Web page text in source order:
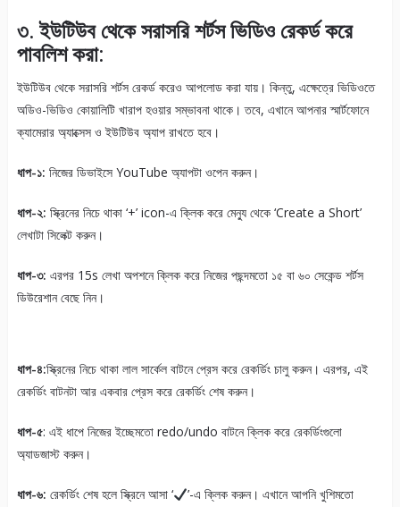
৩. ইউটিউব থেকে সরাসরি শর্টস ভিডিও রেকর্ড করে
পাবলিশ করা:
ইউটিউব থেকে সরাসরি শর্টস রেকর্ড করেও আপলোড করা যায়। কিন্তু, এক্ষেত্রে ভিডিওতে
অডিও-ভিডিও কোয়ালিটি খারাপ হওয়ার সম্ভাবনা থাকে। তবে, এখানে আপনার স্মার্টফোনে
ক্যামেরার অ্যাক্সেস ও ইউটিউব অ্যাপ রাখতে হবে।
ধাপ-১: নিজের ডিভাইসে YouTube অ্যাপটা ওপেন করুন।
ধাপ-২: স্ক্রিনের নিচে থাকা ‘+’ icon-এ ক্লিক করে মেন্যু থেকে ‘Create a Short’
লেখাটা সিলেক্ট করুন।
ধাপ-৩: এরপর 15s লেখা অপশনে ক্লিক করে নিজের পছন্দমতো ১৫ বা ৬০ সেকেন্ড শর্টস
ডিউরেশান বেছে নিন।
ধাপ-৪:স্ক্রিনের নিচে থাকা লাল সার্কেল বাটনে প্রেস করে রেকর্ডিং চালু করুন। এরপর, এই
রেকর্ডিং বাটনটা আর একবার প্রেস করে রেকর্ডিং শেষ করুন।
ধাপ-৫: এই ধাপে নিজের ইচ্ছেমতো redo/undo বাটনে ক্লিক করে রেকর্ডিংগুলো
অ্যাডজাস্ট করুন।
ধাপ-৬: রেকর্ডিং শেষ হলে স্ক্রিনে আসা ‘
’-এ ক্লিক করুন। এখানে আপনি খুশিমতো